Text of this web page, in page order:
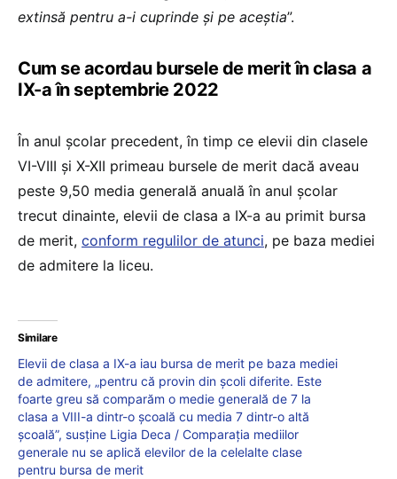
extinsă pentru a-i cuprinde şi pe aceştia”.
Cum se acordau bursele de merit în clasa a
IX-a în septembrie 2022
În anul școlar precedent, în timp ce elevii din clasele
VI-VIII și X-XII primeau bursele de merit dacă aveau
peste 9,50 media generală anuală în anul școlar
trecut dinainte, elevii de clasa a IX-a au primit bursa
de merit, conform regulilor de atunci, pe baza mediei
de admitere la liceu.
Similare
Elevii de clasa a IX-a iau bursa de merit pe baza mediei
de admitere, „pentru că provin din școli diferite. Este
foarte greu să comparăm o medie generală de 7 la
clasa a VIII-a dintr-o școală cu media 7 dintr-o altă
școală”, susține Ligia Deca / Comparația mediilor
generale nu se aplică elevilor de la celelalte clase
pentru bursa de merit